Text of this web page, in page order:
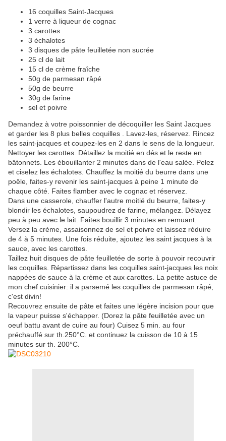
16 coquilles Saint-Jacques
1 verre à liqueur de cognac
3 carottes
3 échalotes
3 disques de pâte feuilletée non sucrée
25 cl de lait
15 cl de crème fraîche
50g de parmesan râpé
50g de beurre
30g de farine
sel et poivre
Demandez à votre poissonnier de décoquiller les Saint Jacques
et garder les 8 plus belles coquilles . Lavez-les, réservez. Rincez
les saint-jacques et coupez-les en 2 dans le sens de la longueur.
Nettoyer les carottes. Détaillez la moitié en dés et le reste en
bâtonnets. Les ébouillanter 2 minutes dans de l'eau salée. Pelez
et ciselez les échalotes. Chauffez la moitié du beurre dans une
poêle, faites-y revenir les saint-jacques à peine 1 minute de
chaque côté. Faites flamber avec le cognac et réservez.
Dans une casserole, chauffer l'autre moitié du beurre, faites-y
blondir les échalotes, saupoudrez de farine, mélangez. Délayez
peu à peu avec le lait. Faites bouillir 3 minutes en remuant.
Versez la crème, assaisonnez de sel et poivre et laissez réduire
de 4 à 5 minutes. Une fois réduite, ajoutez les saint jacques à la
sauce, avec les carottes.
Taillez huit disques de pâte feuilletée de sorte à pouvoir recouvrir
les coquilles. Répartissez dans les coquilles saint-jacques les noix
nappées de sauce à la crème et aux carottes. La petite astuce de
mon chef cuisinier: il a parsemé les coquilles de parmesan râpé,
c'est divin!
Recouvrez ensuite de pâte et faites une légère incision pour que
la vapeur puisse s'échapper. (Dorez la pâte feuilletée avec un
oeuf battu avant de cuire au four) Cuisez 5 min. au four
préchauffé sur th.250°C. et continuez la cuisson de 10 à 15
minutes sur th. 200°C.